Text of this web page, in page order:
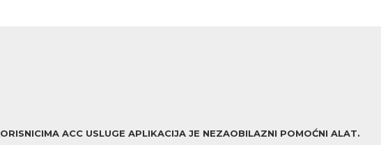
ACC USLUGE APLIKACIJA JE NEZAOBILAZNI POMOĆNI ALAT.